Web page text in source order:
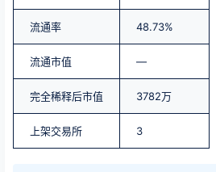
流通率 48.73%
流通市值 —
完全稀释后市值 3782万
上架交易所 3